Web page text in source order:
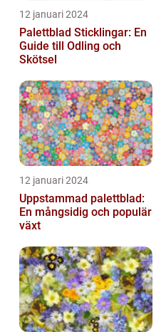
12 januari 2024
Palettblad Sticklingar: En
Guide till Odling och
Skötsel
12 januari 2024
Uppstammad palettblad:
En mångsidig och populär
växt